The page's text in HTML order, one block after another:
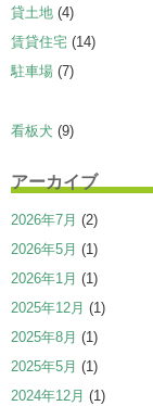
貸土地 (4)
賃貸住宅 (14)
駐車場 (7)
看板犬 (9)
アーカイブ
2026年7月 (2)
2026年5月 (1)
2026年1月 (1)
2025年12月 (1)
2025年8月 (1)
2025年5月 (1)
2024年12月 (1)